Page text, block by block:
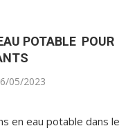
POTABLE POUR
05/2023
en eau potable dans le